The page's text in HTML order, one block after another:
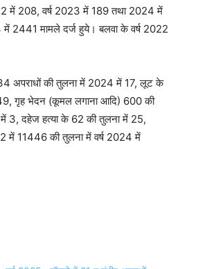
में 208, वर्ष 2023 में 189 तथा 2024 में
2441 मामले दर्ज हुये। बलवा के वर्ष 2022
अपराधों की तुलना में 2024 में 17, लूट के
गृह भेदन (कूमल लगाना आदि) 600 की
3, दहेज हत्या के 62 की तुलना में 25,
में 11446 की तुलना में वर्ष 2024 में